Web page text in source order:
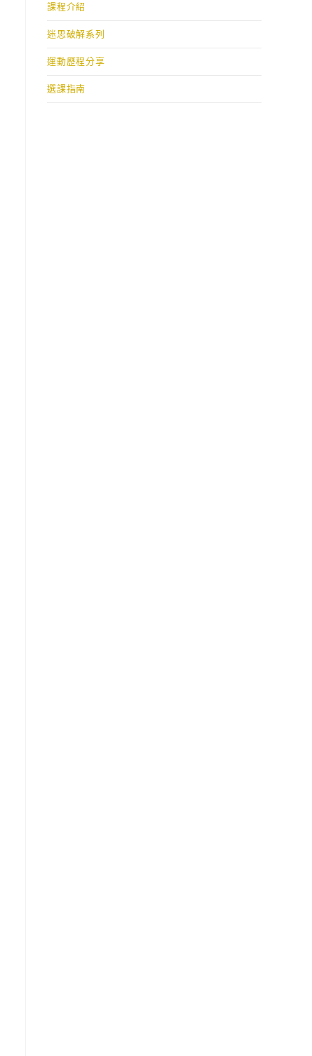
課程介紹
迷思破解系列
運動歷程分享
選課指南